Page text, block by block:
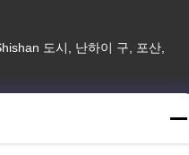
도시, 난하이 구, 포산,